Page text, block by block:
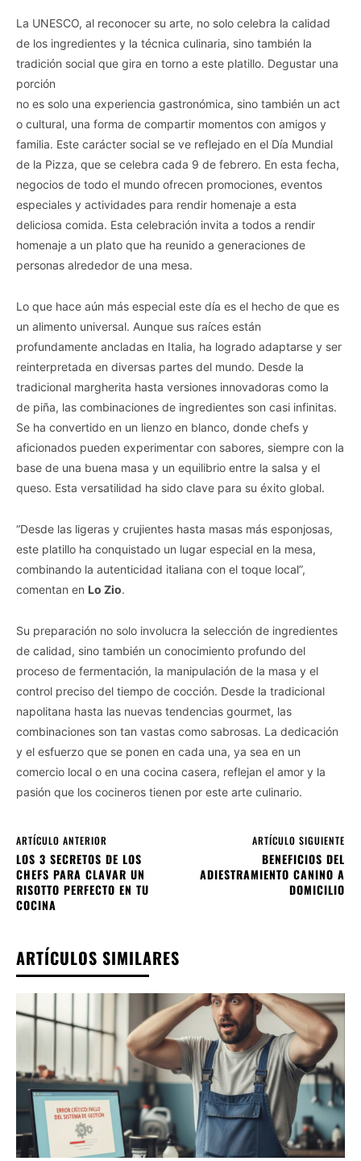
La UNESCO, al reconocer su arte, no solo celebra la calidad
de los ingredientes y la técnica culinaria, sino también la
tradición social que gira en torno a este platillo. Degustar una
porción
no es solo una experiencia gastronómica, sino también un act
o cultural, una forma de compartir momentos con amigos y
familia. Este carácter social se ve reflejado en el Día Mundial
de la Pizza, que se celebra cada 9 de febrero. En esta fecha,
negocios de todo el mundo ofrecen promociones, eventos
especiales y actividades para rendir homenaje a esta
deliciosa comida. Esta celebración invita a todos a rendir
homenaje a un plato que ha reunido a generaciones de
personas alrededor de una mesa.
Lo que hace aún más especial este día es el hecho de que es
un alimento universal. Aunque sus raíces están
profundamente ancladas en Italia, ha logrado adaptarse y ser
reinterpretada en diversas partes del mundo. Desde la
tradicional margherita hasta versiones innovadoras como la
de piña, las combinaciones de ingredientes son casi infinitas.
Se ha convertido en un lienzo en blanco, donde chefs y
aficionados pueden experimentar con sabores, siempre con la
base de una buena masa y un equilibrio entre la salsa y el
queso. Esta versatilidad ha sido clave para su éxito global.
“Desde las ligeras y crujientes hasta masas más esponjosas,
este platillo ha conquistado un lugar especial en la mesa,
combinando la autenticidad italiana con el toque local”,
comentan en Lo Zio.
Su preparación no solo involucra la selección de ingredientes
de calidad, sino también un conocimiento profundo del
proceso de fermentación, la manipulación de la masa y el
control preciso del tiempo de cocción. Desde la tradicional
napolitana hasta las nuevas tendencias gourmet, las
combinaciones son tan vastas como sabrosas. La dedicación
y el esfuerzo que se ponen en cada una, ya sea en un
comercio local o en una cocina casera, reflejan el amor y la
pasión que los cocineros tienen por este arte culinario.
ARTÍCULO ANTERIOR
LOS 3 SECRETOS DE LOS
CHEFS PARA CLAVAR UN
RISOTTO PERFECTO EN TU
COCINA
ARTÍCULO SIGUIENTE
BENEFICIOS DEL
ADIESTRAMIENTO CANINO A
DOMICILIO
ARTÍCULOS SIMILARES